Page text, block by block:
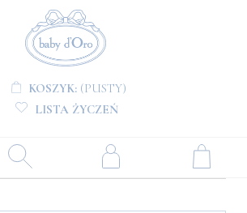
KOSZYK: (PUSTY)
LISTA ŻYCZEŃ